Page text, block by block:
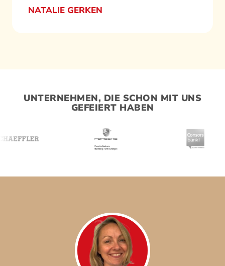
NATALIE GERKEN
UNTERNEHMEN, DIE SCHON MIT UNS
GEFEIERT HABEN